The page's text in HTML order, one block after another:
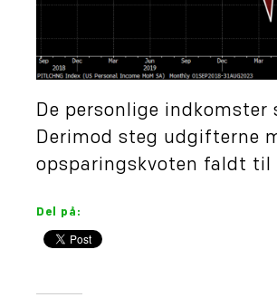
De personlige indkomster
Derimod steg udgifterne
opsparingskvoten faldt til
Del på: